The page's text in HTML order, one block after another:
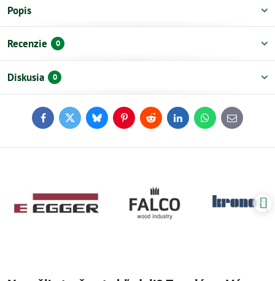
Popis
Recenzie 0
Diskusia 0
FacebookTwitterBlueskyPinterestReddit LinkedInWhatsApp
E-
mail